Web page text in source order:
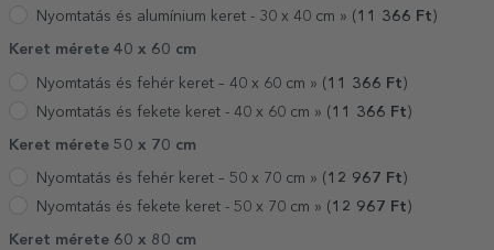
Nyomtatás és alumínium keret - 30 x 40 cm » ( 11 366 Ft )
Keret mérete 40 x 60 cm
Nyomtatás és fehér keret – 40 x 60 cm » ( 11 366 Ft )
Nyomtatás és fekete keret - 40 x 60 cm » (11 366 Ft)
Keret mérete 50 x 70 cm
Nyomtatás és fehér keret – 50 x 70 cm » ( 12 967 Ft )
Nyomtatás és fekete keret - 50 x 70 cm » ( 12 967 Ft )
Keret mérete 60 x 80 cm